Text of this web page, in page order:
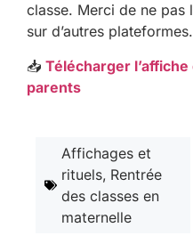
classe. Merci de ne pas
sur d’autres plateformes.
📥 Télécharger
parents
Affichages et
rituels, Rentrée
des classes en
maternelle